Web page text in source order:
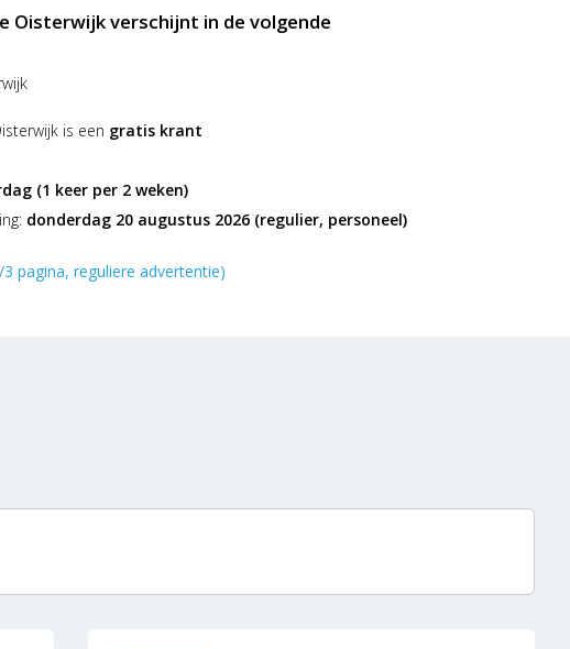
Wilt u adverteren in de editie Oisterwijk dan
kortingen van de Advertentiegroothandel.
Oisterwijk verschijnt in de volgende
is een gratis krant
(1 keer per 2 weken)
donderdag 20 augustus 2026 (regulier, personeel)
pagina, reguliere advertentie)